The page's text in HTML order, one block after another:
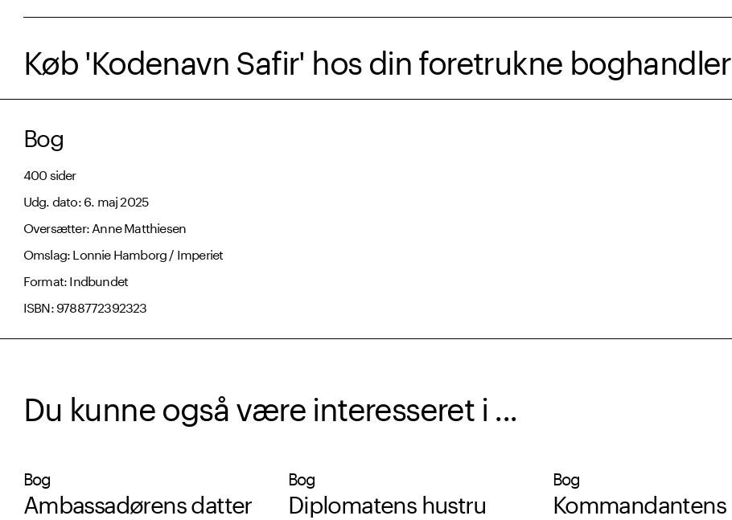
Køb 'Kodenavn Safir' hos din foretrukne boghandler
Bog
400 sider
Udg. dato: 6. maj 2025
Oversætter: Anne Matthiesen
Omslag: Lonnie Hamborg / Imperiet
Format: Indbundet
ISBN: 9788772392323
Du kunne også være interesseret i ...
Bog
Ambassadørens datter
Bog
Diplomatens hustru
Bog
Kommandantens